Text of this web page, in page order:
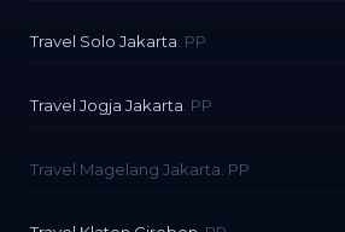
Travel Solo Jakarta. PP
Travel Jogja Jakarta . PP
Travel Magelang Jakarta. PP